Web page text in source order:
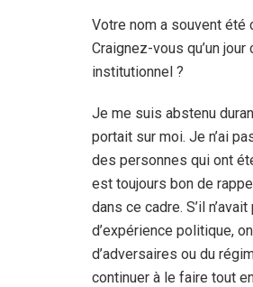
Votre nom a souvent été
Craignez-vous qu’un
institutionnel ?
Je me suis abstenu
portait sur moi. Je n’ai
des personnes qui ont
est toujours bon de
dans ce cadre. S’il
d’expérience politique,
d’adversaires ou du
continuer à le faire tout